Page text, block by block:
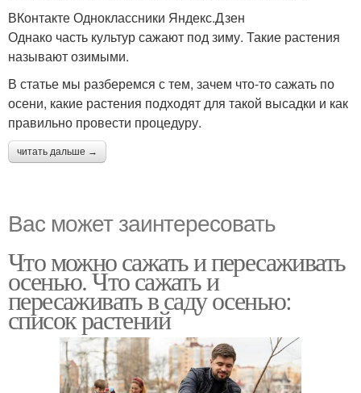
ВКонтакте Одноклассники Яндекс.Дзен
Однако часть культур сажают под зиму. Такие растения
называют озимыми.
В статье мы разберемся с тем, зачем что-то сажать по
осени, какие растения подходят для такой высадки и как
правильно провести процедуру.
читать дальше →
Вас может заинтересовать
Что можно сажать и пересаживать
осенью. Что сажать и
пересаживать в саду осенью:
список растений